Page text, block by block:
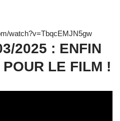
watch?v=TbqcEMJN5gw
2025 : ENFIN
LE FILM !